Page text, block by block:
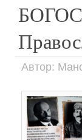
Автор: